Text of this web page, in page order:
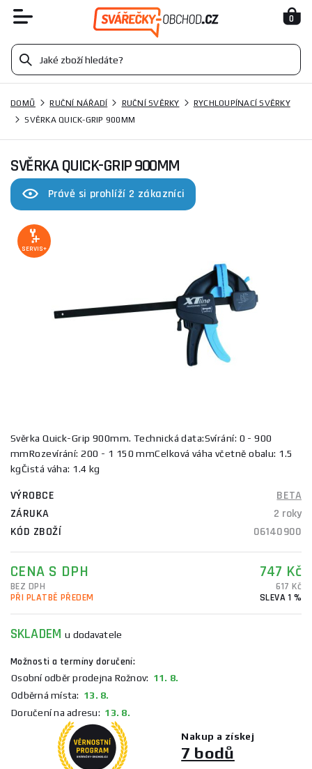
0
DOMŮ RUČNÍ NÁŘADÍ RUČNÍ SVĚRKY
RYCHLOUPÍNACÍ SVĚRKY
SVĚRKA QUICK-GRIP 900MM
SVĚRKA QUICK-GRIP 900MM
Právě si prohlíží 2 zákazníci
SERVIS+
Svěrka Quick-Grip 900mm. Technická data:Svírání: 0 - 900
mmRozevírání: 200 - 1 150 mmCelková váha včetně obalu: 1.5
kgČistá váha: 1.4 kg
VÝROBCE
BETA
ZÁRUKA
2 roky
KÓD ZBOŽÍ
06140900
CENA S DPH 747 Kč
BEZ DPH
617 Kč
PŘI PLATBĚ PŘEDEM
SLEVA 1 %
SKLADEMu dodavatele
Možnosti a termíny doručení:
Osobní odběr prodejna Rožnov: 11. 8.
Odběrná místa: 13. 8.
Doručení na adresu: 13. 8.
Nakup a získej
7 bodů